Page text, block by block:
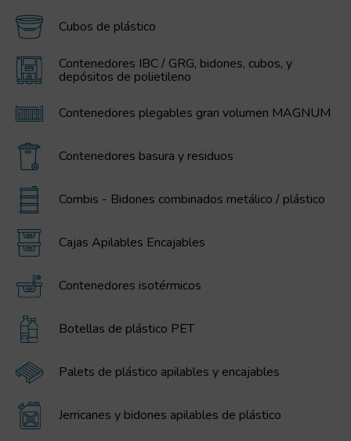
Cubos de plástico
Contenedores IBC / GRG, bidones, cubos, y
depósitos de polietileno
Contenedores plegables gran volumen MAGNUM
Contenedores basura y residuos
Combis - Bidones combinados metálico / plástico
Cajas Apilables Encajables
Contenedores isotérmicos
Botellas de plástico PET
Palets de plástico apilables y encajables
Jerricanes y bidones apilables de plástico